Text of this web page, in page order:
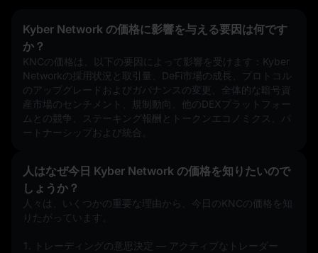
Kyber Network の価格に影響を与える要因は何です
か？
KNCの価格は、以下の要因によって影響を受けます：Kyber
Networkの採用状況と取引量、DeFi市場の成長、プロトコル
のアップグレードおよびガバナンスの変更、全体的な暗号資
産市場のセンチメント、規制動向、他のDEXプラットフォー
ムとの競争、ステーキング報酬とトークンエコノミクス、パ
ートナーシップおよび統合。
人はなぜ今日 Kyber Network の価格を知りたいので
しょうか？
人々は、いくつかの重要な理由から、今日のKNCの価格を知
りたがっています。
1. トレーディングの意思決定 — アクティブなトレーダー